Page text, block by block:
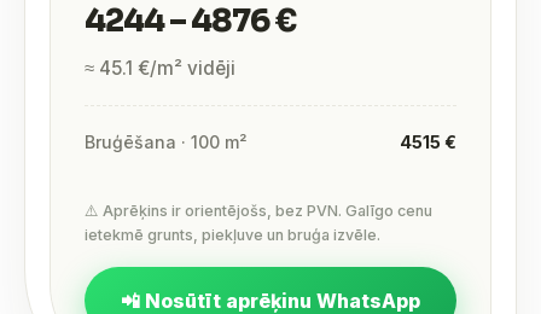
4244 – 4876 €
≈ 45.1 €/m² vidēji
Bruģēšana · 100 m² 4515 €
⚠️ Aprēķins ir orientējošs, bez PVN. Galīgo cenu
ietekmē grunts, piekļuve un bruģa izvēle.
📲 Nosūtīt aprēķinu WhatsApp